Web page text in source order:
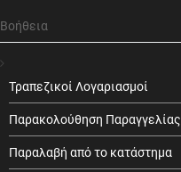
Βοήθεια
Τραπεζικοί Λογαριασμοί
Παρακολούθηση Παραγγελίας
Παραλαβή από το κατάστημα